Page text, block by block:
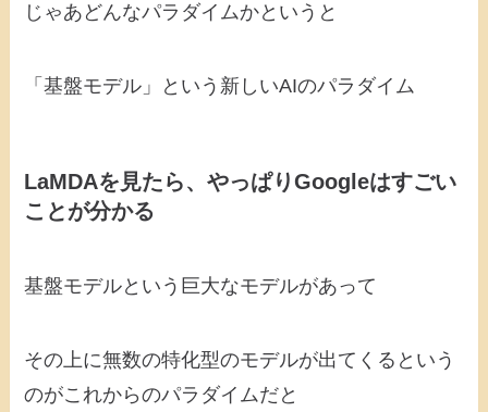
じゃあどんなパラダイムかというと
「基盤モデル」という新しいAIのパラダイム
LaMDAを見たら、やっぱりGoogleはすごい
ことが分かる
基盤モデルという巨大なモデルがあって
その上に無数の特化型のモデルが出てくるという
のがこれからのパラダイムだと